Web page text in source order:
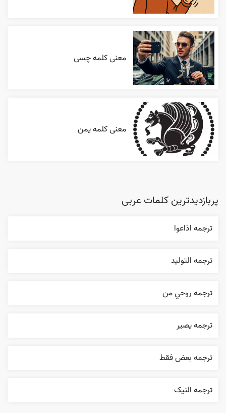
معنی کلمه چسی
معنی کلمه یمن
پربازدیدترین کلمات عربی
ترجمه اذاعوا
ترجمه التوليد
ترجمه روحي من
ترجمه یصیر
ترجمه بعض فقط
ترجمه النیک